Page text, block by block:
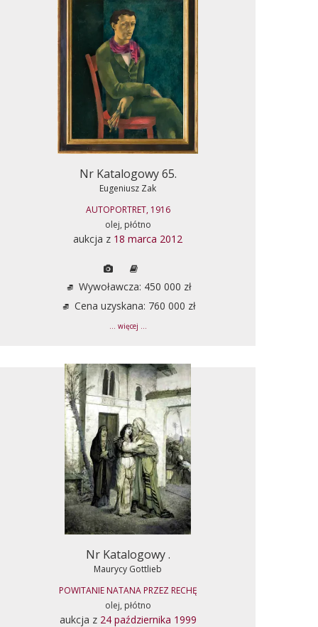
Nr Katalogowy 65.
Eugeniusz Zak
AUTOPORTRET, 1916
olej, płótno
aukcja z 18 marca 2012
Wywoławcza: 450 000 zł
Cena uzyskana: 760 000 zł
... więcej ...
Nr Katalogowy .
Maurycy Gottlieb
POWITANIE NATANA PRZEZ RECHĘ
olej, płótno
aukcja z 24 października 1999